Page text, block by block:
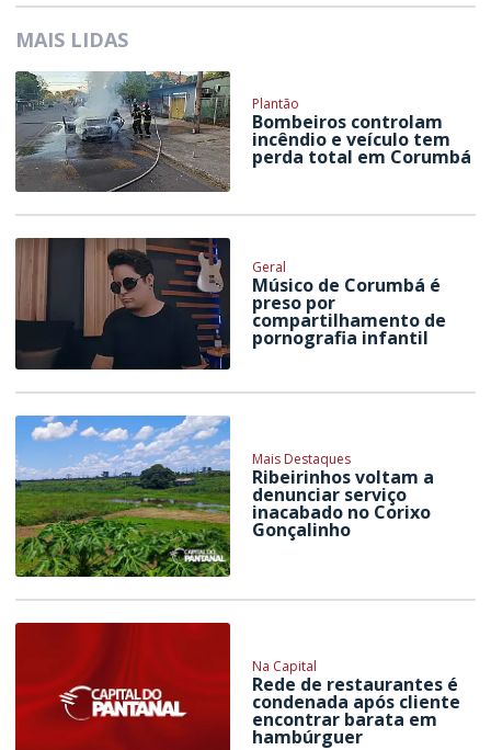
MAIS LIDAS
Plantão
Bombeiros controlam
incêndio e veículo tem
perda total em Corumbá
Geral
Músico de Corumbá é
preso por
compartilhamento de
pornografia infantil
Mais Destaques
Ribeirinhos voltam a
denunciar serviço
inacabado no Corixo
Gonçalinho
Na Capital
Rede de restaurantes é
condenada após cliente
encontrar barata em
hambúrguer